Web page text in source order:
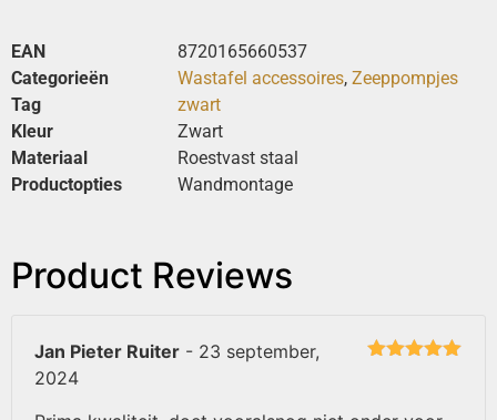
EAN
8720165660537
Categorieën
Wastafel accessoires, Zeeppompjes
Tag
zwart
Kleur
Zwart
Materiaal
Roestvast staal
Productopties
Wandmontage
Product Reviews
Jan Pieter Ruiter - 23 september,
2024